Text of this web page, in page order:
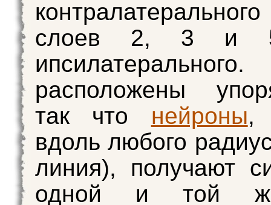
слоев 2, 3 и
расположены
так что нейроны,
вдоль любого
линия), получают
одной и той